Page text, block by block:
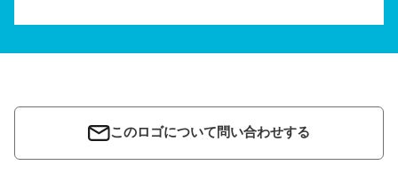
このロゴについて問い合わせする